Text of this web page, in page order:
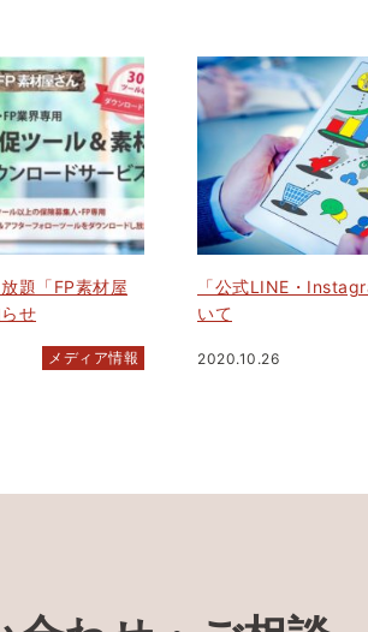
題「FP素材屋
せ
メディア情報
「公式LINE・
いて
2020.10.26